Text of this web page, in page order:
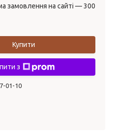
замовлення на сайті — 300
Купити
з
01-10